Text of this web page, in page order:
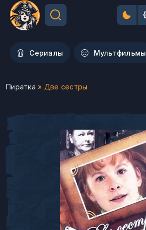
Сериалы Мультфильмы
Пиратка » Две сестры